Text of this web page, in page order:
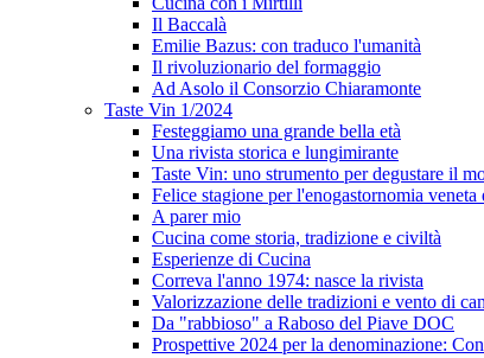
Il Baccalà
Emilie Bazus: con traduco l'umanità
Il rivoluzionario del formaggio
Ad Asolo il Consorzio Chiaramonte
Taste Vin 1/2024
Festeggiamo una grande bella età
Una rivista storica e lungimirante
Taste Vin: uno strumento per degustare il
Felice stagione per l'enogastornomia veneta
A parer mio
Cucina come storia, tradizione e civiltà
Esperienze di Cucina
Correva l'anno 1974: nasce la rivista
Valorizzazione delle tradizioni e vento di
Da "rabbioso" a Raboso del Piave DOC
Prospettive 2024 per la denominazione: